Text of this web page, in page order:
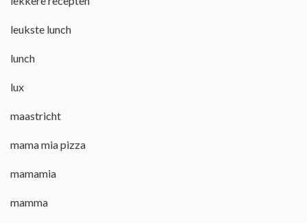
leukste lunch
lunch
lux
maastricht
mama mia pizza
mamamia
mamma